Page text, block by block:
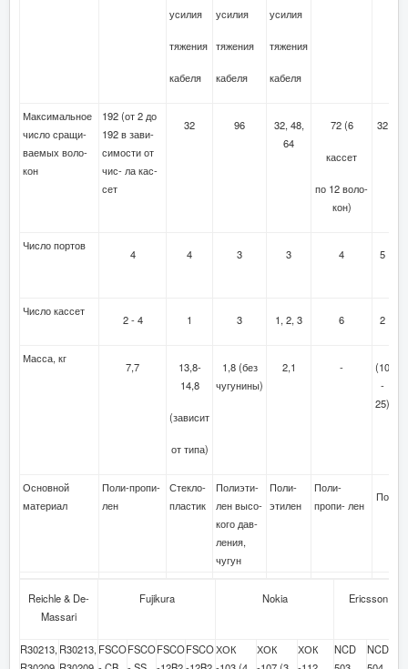
усилия
тяжения
кабеля
усилия
тяжения
кабеля
усилия
тяжения
кабеля
Максимальное
число сращи-
ваемых воло-
кон
192 (от 2 до
192 в зави-
симости от
чис- ла кас-
сет
32 96
32, 48,
64
72 (6
кассет
по 12 воло-
кон)
32
Число портов
4 4 3 3 4 5
Число кассет
2 - 4 1 3 1, 2, 3 6 2
Масса, кг
7,7
13,8-
14,8
(зависит
от типа)
1,8 (без
чугунины)
2,1 -
(10
-
25)
Основной
материал
Поли-пропи-
лен
Стекло-
пластик
Полиэти-
лен высо-
кого дав-
ления,
чугун
Поли-
этилен
Поли-
пропи- лен
Reichle & De-
Massari
Fujikura Nokia Ericsson
R30213,R30213,FSCOFSCOFSCOFSCOХОК
ХОК
ХОК
NCD
NCD